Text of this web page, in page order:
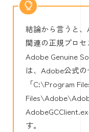
結論から言うと
関連の正規プロセ
Adobe Genuine
は、Adobe公式
「C:\Program
す。